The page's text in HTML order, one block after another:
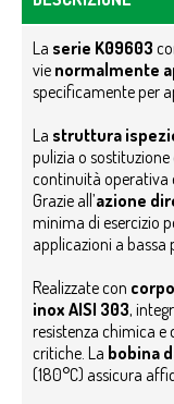
La serie K09603
vie normalmente
specificamente per
La struttura
pulizia o
continuità operativa
Grazie all’azione
minima di esercizio
applicazioni a bassa
Realizzate con
inox AISI 303,
resistenza chimica e
critiche. La bobina
(180°C) assicura